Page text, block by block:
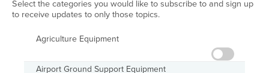
Select the categories you would like to subscribe to and sign up
to receive updates to only those topics.
Agriculture Equipment
Airport Ground Support Equipment